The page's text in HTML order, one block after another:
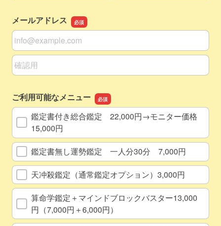
メールアドレス
メールアドレス
メールアドレスの確認用
ご利用可能なメニュー
鑑定書付き総合鑑定 22,000円→モニター価格
15,000円
鑑定書無し運勢鑑定 一人分30分 7,000円
天冲殺鑑定（通常鑑定オプション）3,000円
算命学鑑定＋マインドブロックバスター13,000
円（7,000円＋6,000円）